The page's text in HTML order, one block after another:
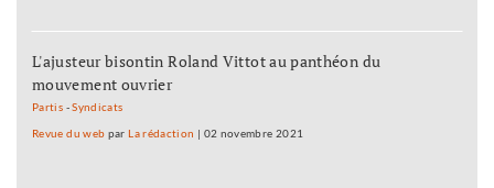
L'ajusteur bisontin Roland Vittot au panthéon du
mouvement ouvrier
Partis -Syndicats
Revue du web parLa rédaction | 02 novembre 2021